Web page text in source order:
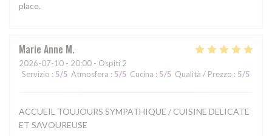
place.
Marie Anne M
2026-07-10 - 20:00 - Ospiti 2
Servizio : 5/5 Atmosfera : 5/5 Cucina : 5/5 Qualità / Prezzo : 5/5
ACCUEIL TOUJOURS SYMPATHIQUE / CUISINE DELICATE
ET SAVOUREUSE